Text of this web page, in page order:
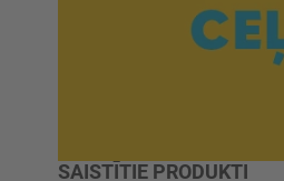
SAISTĪTIE PRODUKTI